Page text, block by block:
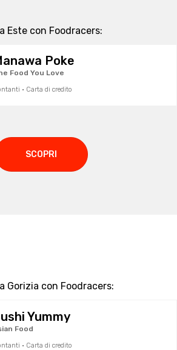
Este con Foodracers:
Poke
Food You Love
· Carta di credito
SCOPRI
Gorizia con Foodracers:
Yummy
Food
· Carta di credito